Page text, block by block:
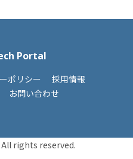
Portal
ポリシー
採用情報
お問い合わせ
rights reserved.